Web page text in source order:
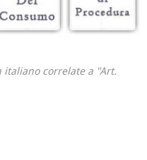
correlate a "Art.